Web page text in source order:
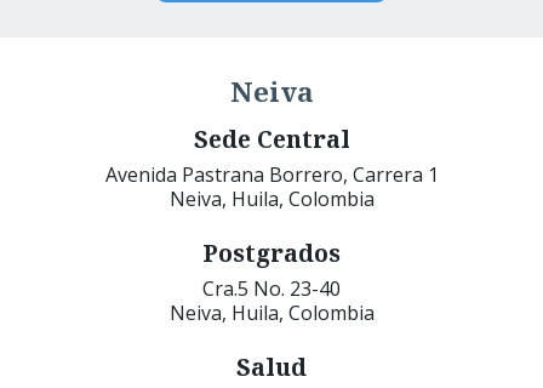
Neiva
Sede Central
Avenida Pastrana Borrero, Carrera 1
Neiva, Huila, Colombia
Postgrados
Cra.5 No. 23-40
Neiva, Huila, Colombia
Salud